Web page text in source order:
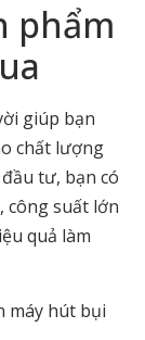
phẩm
giúp bạn
chất lượng
tư, bạn có
công suất lớn
quả làm
máy hút bụi